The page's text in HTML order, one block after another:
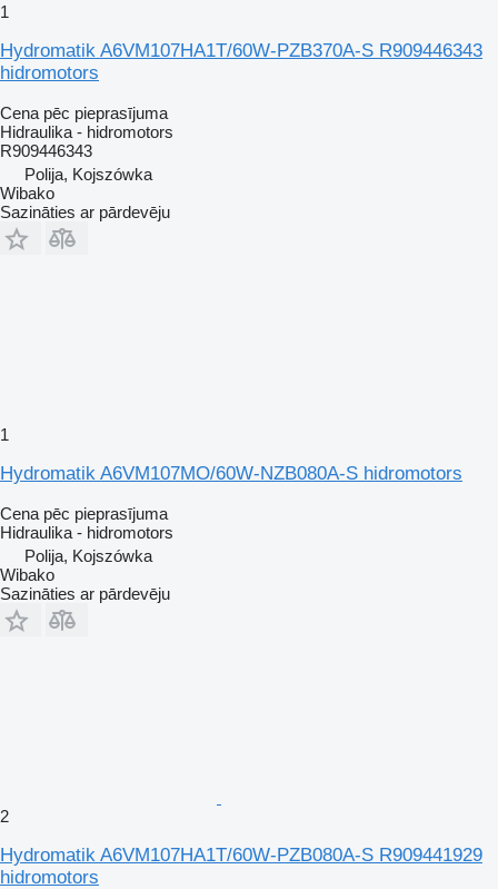
1
Hydromatik A6VM107HA1T/60W-PZB370A-S R909446343
hidromotors
Cena pēc pieprasījuma
Hidraulika - hidromotors
R909446343
Polija, Kojszówka
Wibako
Sazināties ar pārdevēju
1
Hydromatik A6VM107MO/60W-NZB080A-S hidromotors
Cena pēc pieprasījuma
Hidraulika - hidromotors
Polija, Kojszówka
Wibako
Sazināties ar pārdevēju
2
Hydromatik A6VM107HA1T/60W-PZB080A-S R909441929
hidromotors